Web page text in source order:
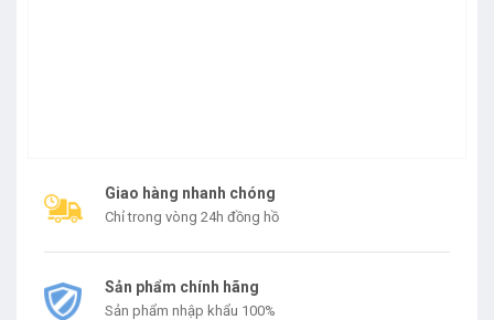
Giao hàng nhanh chóng
Chỉ trong vòng 24h đồng hồ
Sản phẩm chính hãng
Sản phẩm nhập khẩu 100%